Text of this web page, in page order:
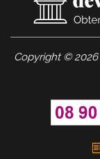
Copyright © 2026